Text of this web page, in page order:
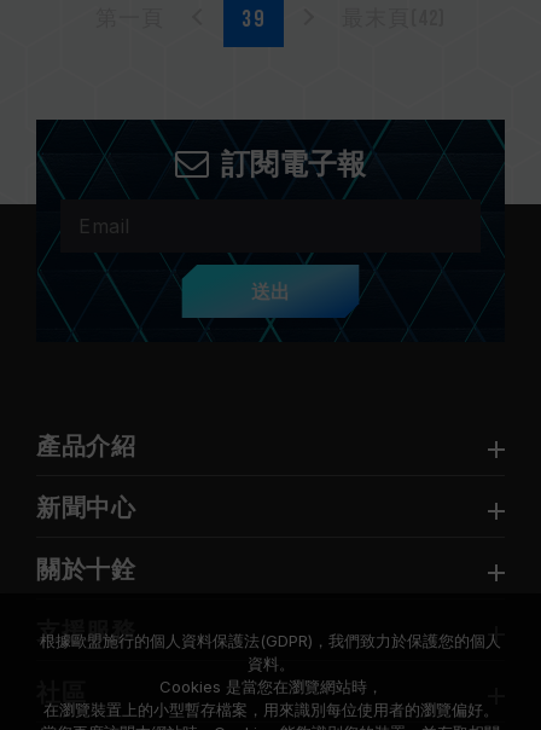
訂閱電子報
送出
產品介紹
新聞中心
關於十銓
支援服務
根據歐盟施行的個人資料保護法(GDPR)，我們致力於保護您的個人
資料。
Cookies 是當您在瀏覽網站時，
在瀏覽裝置上的小型暫存檔案，用來識別每位使用者的瀏覽偏好。